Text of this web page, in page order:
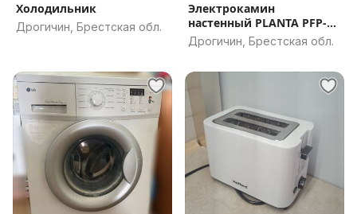
Холодильник
Дрогичин, Брестская обл.
Электрокамин
настенный PLANTA PFP-
WM090 SLIM
Дрогичин, Брестская обл.